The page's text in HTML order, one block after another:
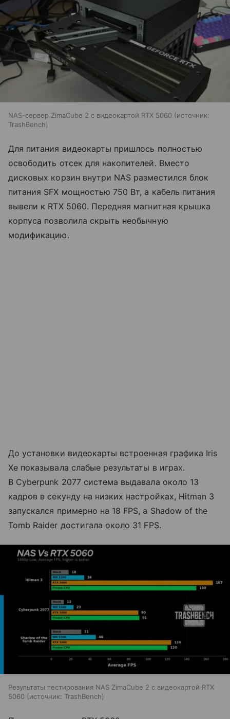
NAS-сервер ZimaCube 2 с видеокартой RTX 5060
источник:
TrashBench
Для питания видеокарты пришлось полностью
освободить отсек для накопителей. Вместо
дисковых корзин внутри NAS разместился блок
питания SFX мощностью 750 Вт, а кабель питания
вывели к RTX 5060. Передняя магнитная крышка
корпуса позволила скрыть необычную
модификацию.
До установки видеокарты встроенная графика Iris
Xe показывала слабые результаты в играх.
В Cyberpunk 2077 система выдавала около 13
кадров в секунду на низких настройках, Hitman 3
запускался примерно на 18 FPS, а Shadow of the
Tomb Raider достигала около 31 FPS.
Результаты тестирования NAS ZimaCube 2 с видеокартой RTX
5060
источник: TrashBench